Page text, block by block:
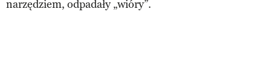
narzędziem, odpadały „wióry”.